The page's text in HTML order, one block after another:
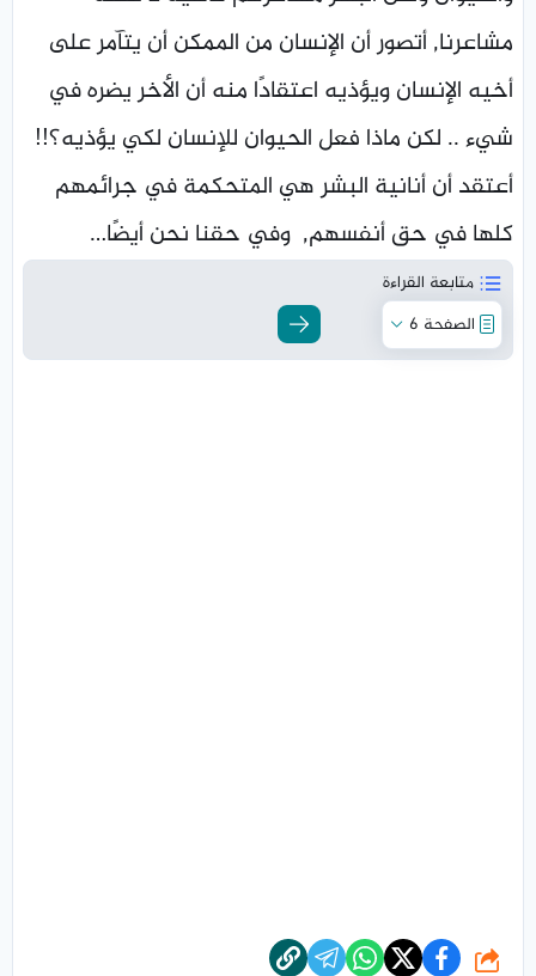
مشاعرنا, أتصور أن الإنسان من الممكن أن يتآمر على
أخيه الإنسان ويؤذيه اعتقادًا منه أن الأخر يضره في
شيء .. لكن ماذا فعل الحيوان للإنسان لكي يؤذيه؟!!
أعتقد أن أنانية البشر هي المتحكمة في جرائمهم
كلها في حق أنفسهم, وفي حقنا نحن أيضًا…
الصفحة 6
شارك